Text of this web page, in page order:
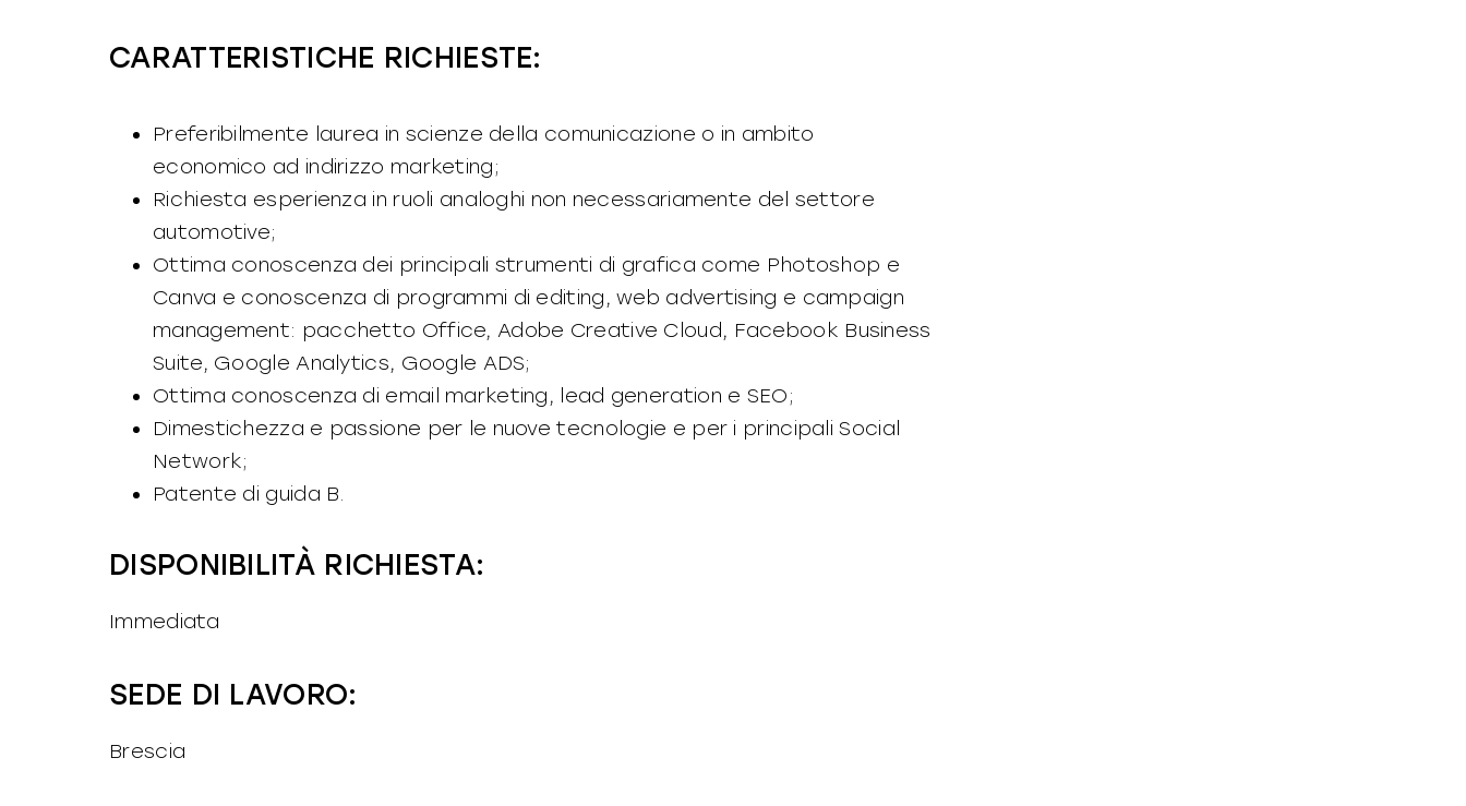
CARATTERISTICHE RICHIESTE:
Preferibilmente laurea in scienze della comunicazione o in ambito
economico ad indirizzo marketing;
Richiesta esperienza in ruoli analoghi non necessariamente del settore
automotive;
Ottima conoscenza dei principali strumenti di grafica come Photoshop e
Canva e conoscenza di programmi di editing, web advertising e campaign
management: pacchetto Office, Adobe Creative Cloud, Facebook Business
Suite, Google Analytics, Google ADS;
Ottima conoscenza di email marketing, lead generation e SEO;
Dimestichezza e passione per le nuove tecnologie e per i principali Social
Network;
Patente di guida B.
DISPONIBILITÀ RICHIESTA:
Immediata
SEDE DI LAVORO:
Brescia